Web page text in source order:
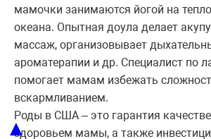
мамочки занимаются йогой на
океана. Опытная доула делает
массаж, организовывает
ароматерапии и др. Специалист по
помогает мамам избежать
вскармливанием.
Роды в США – это гарантия
здоровьем мамы, а также
▲